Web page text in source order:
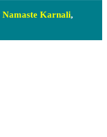
Namaste Karnali,